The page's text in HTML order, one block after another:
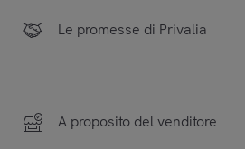
Le promesse di Privalia
A proposito del venditore